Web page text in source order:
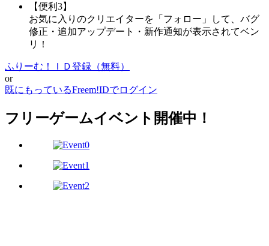
【便利3】
お気に入りのクリエイターを「フォロー」して、バグ
修正・追加アップデート・新作通知が表示されてベン
リ！
ふりーむ！ＩＤ登録（無料）
or
既にもっているFreem!IDでログイン
フリーゲームイベント開催中！